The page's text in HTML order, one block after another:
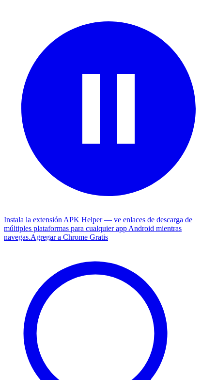
Instala la extensión APK Helper — ve enlaces de descarga de
múltiples plataformas para cualquier app Android mientras
navegas.Agregar a Chrome Gratis